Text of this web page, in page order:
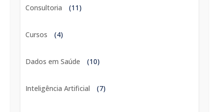
Consultoria (11)
Cursos (4)
Dados em Saúde (10)
Inteligência Artificial (7)